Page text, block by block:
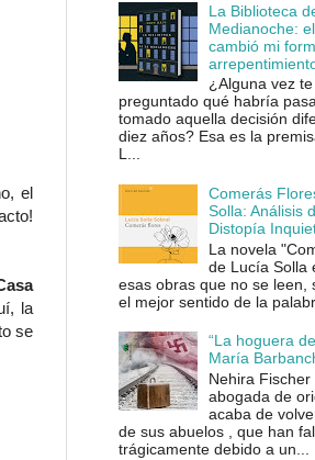
el
la
se
La Biblioteca
Medianoche:
cambió mi
¿Alguna vez
preguntado qué habría
tomado aquella decisión
diez años? Esa es la
L...
Comerás
Solla: Análisis
Distopía
La novela
de Lucía Solla
esas obras que no se leen,
el mejor sentido de la
“La hoguera
María
Nehira Fischer
abogada de
acaba de
de sus abuelos , que han
trágicamente debido a un...